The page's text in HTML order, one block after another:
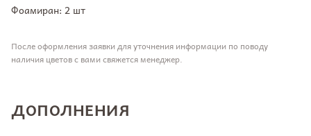
Фоамиран: 2 шт
После оформления заявки для уточнения информации по поводу
наличия цветов с вами свяжется менеджер.
ДОПОЛНЕНИЯ